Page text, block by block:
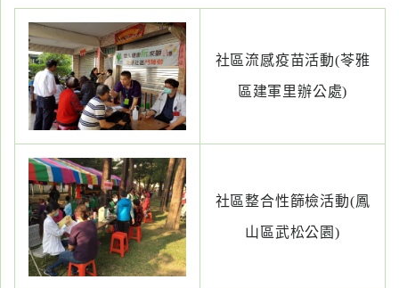
社區流感疫苗活動(苓雅
區建軍里辦公處)
社區整合性篩檢活動(鳳
山區武松公園)